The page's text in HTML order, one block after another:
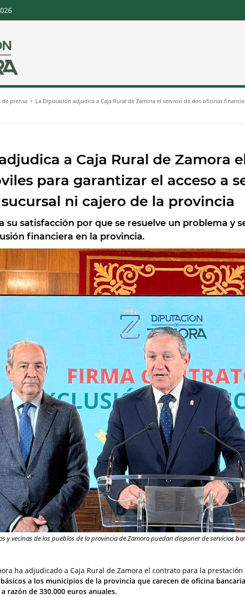
de prensa
La Diputación adjudica a Caja Rural de Zamora el servicio de dos oficinas
a Caja Rural de Zamora
para garantizar el acceso a
ni cajero de la provincia
su satisfacción por que se resuelve un problema y
financiera en la provincia.
y vecinas de los pueblos de la provincia de Zamora puedan disponer de servicios
ha adjudicado a Caja Rural de Zamora el contrato para la prestación
a los municipios de la provincia que carecen de oficina
razón de 330.000 euros anuales.